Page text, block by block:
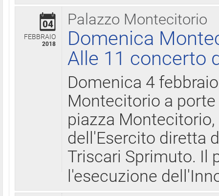
Palazzo Montecitorio
04
FEBBRAIO
2018
Domenica
Alle 11 concerto
Domenica 4
Montecitorio a
piazza
dell'Esercito diretta
Triscari Sprimuto. Il
l'esecuzione